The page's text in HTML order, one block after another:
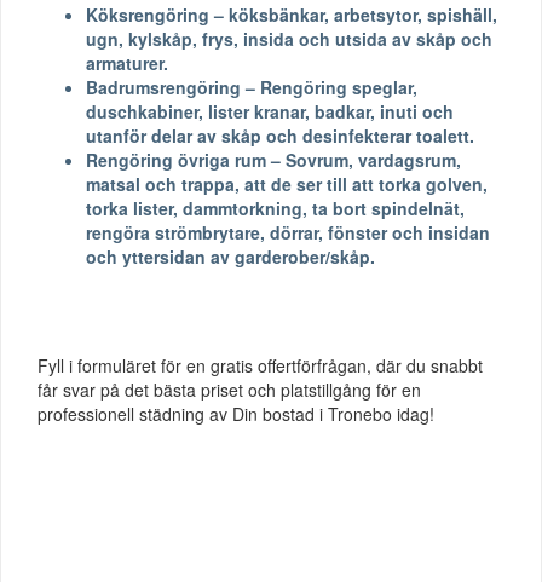
Köksrengöring – köksbänkar, arbetsytor, spishäll,
ugn, kylskåp, frys, insida och utsida av skåp och
armaturer.
Badrumsrengöring – Rengöring speglar,
duschkabiner, lister kranar, badkar, inuti och
utanför delar av skåp och desinfekterar toalett.
Rengöring övriga rum – Sovrum, vardagsrum,
matsal och trappa, att de ser till att torka golven,
torka lister, dammtorkning, ta bort spindelnät,
rengöra strömbrytare, dörrar, fönster och insidan
och yttersidan av garderober/skåp.
Fyll i formuläret för en gratis offertförfrågan, där du snabbt
får svar på det bästa priset och platstillgång för en
professionell städning av Din bostad i Tronebo idag!